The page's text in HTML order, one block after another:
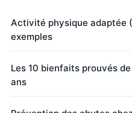
Activité physique adaptée
exemples
Les 10 bienfaits prouvés
ans